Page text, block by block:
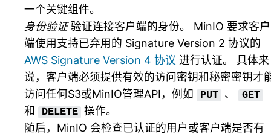
一个关键组件。
身份验证验证连接客户端的身份。 MinIO 要求客户
端使用支持已弃用的 Signature Version 2 协议的
AWS Signature Version 4 协议 进行认证。 具体来
说，客户端必须提供有效的访问密钥和秘密密钥才
访问任何S3或MinIO管理API，例如
PUT 、 GET
和 DELETE 操作。
随后，MinIO 会检查已认证的用户或客户端是否有